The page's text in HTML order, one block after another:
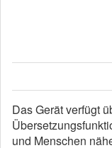
Das Gerät verfügt
und Menschen